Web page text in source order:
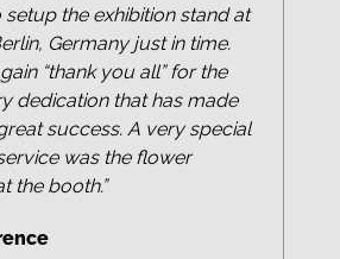
the exhibition stand at
Germany just in time.
“thank you all” for the
dedication that has made
success. A very special
was the flower
the booth.”